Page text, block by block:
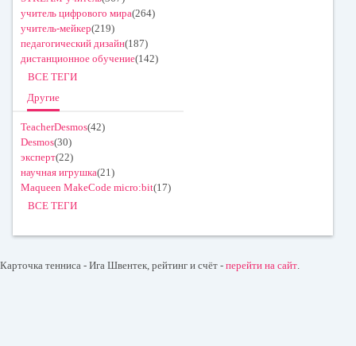
учитель цифрового мира(264)
учитель-мейкер(219)
педагогический дизайн(187)
дистанционное обучение(142)
ВСЕ ТЕГИ
Другие
TeacherDesmos(42)
Desmos(30)
эксперт(22)
научная игрушка(21)
Maqueen MakeCode micro:bit(17)
ВСЕ ТЕГИ
Карточка тенниса - Ига Швентек, рейтинг и счёт - перейти на сайт.